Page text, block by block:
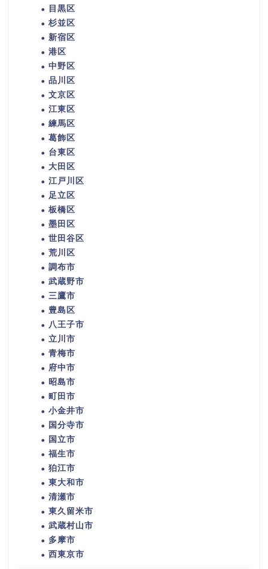
目黒区
杉並区
新宿区
港区
中野区
品川区
文京区
江東区
練馬区
葛飾区
台東区
大田区
江戸川区
足立区
板橋区
墨田区
世田谷区
荒川区
調布市
武蔵野市
三鷹市
豊島区
八王子市
立川市
青梅市
府中市
昭島市
町田市
小金井市
国分寺市
国立市
福生市
狛江市
東大和市
清瀬市
東久留米市
武蔵村山市
多摩市
西東京市